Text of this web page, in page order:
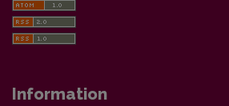
Information